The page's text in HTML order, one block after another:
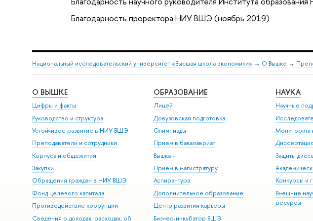
Благодарность проректора НИУ ВШЭ (ноябрь 2019)
Национальный исследовательский университет «Высшая школа экономики» → О Вышке →
О ВЫШКЕ
Цифры и факты
Руководство и структура
Устойчивое развитие в НИУ ВШЭ
Преподаватели и сотрудники
Корпуса и общежития
Закупки
Обращения граждан в НИУ ВШЭ
Фонд целевого капитала
Противодействие коррупции
Сведения о доходах, расходах, об
ОБРАЗОВАНИЕ
Лицей
Довузовская подготовка
Олимпиады
Прием в бакалавриат
Вышка+
Прием в магистратуру
Аспирантура
Дополнительное образование
Центр развития карьеры
Бизнес-инкубатор ВШЭ
НАУКА
Научные
Защиты
Конкурсы и
Внешние
ресурсы